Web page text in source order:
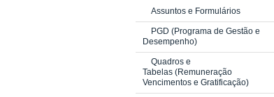
Assuntos e Formulários
PGD (Programa de Gestão e
Desempenho)
Quadros e
Tabelas (Remuneração
Vencimentos e Gratificação)